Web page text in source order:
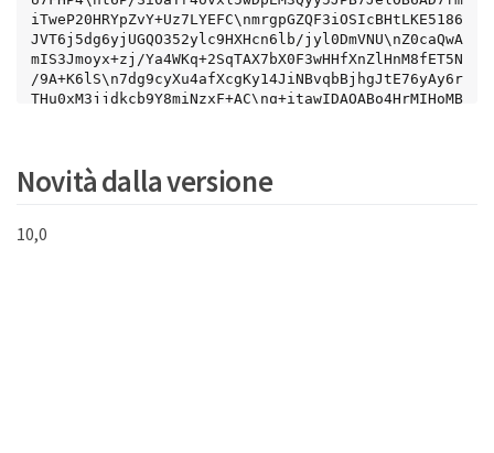
iTweP20HRYpZvY+Uz7LYEFC\nmrgpGZQF3iOSIcBHtLKE5186
JVT6j5dg6yjUGQO352ylc9HXHcn6lb/jyl0DmVNU\nZ0caQwA
mIS3Jmoyx+zj/Ya4WKq+2SqTAX7bX0F3wHHfXnZlHnM8fET5N
/9A+K6lS\n7dg9cyXu4afXcgKy14JiNBvqbBjhgJtE76yAy6r
THu0xM3jjdkcb9Y8miNzxF+AC\nq+itawIDAQABo4HrMIHoMB
QQHFAxWZWdhcywgQmFieSExITAf\nBgNVBAoTGFdoYXQgSGFw
cGVucyBpbiBWZWdhcy4uLjEtMCsGCSqGSIb3DQEJARYe\nd2h
f/MwDAYDVR0T\nBAUwAwEB/zANBgkqhkiG9w0BAQUFAAOCAQE
Novità dalla versione
10,0